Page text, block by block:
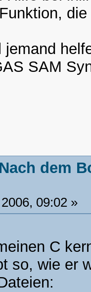
jemand
SAM
Nach dem
09:02 »
C
so, wie er